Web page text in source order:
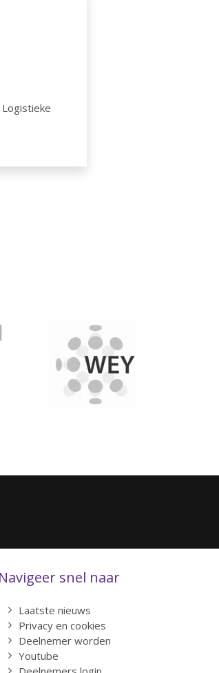
Navigeer snel naar
Laatste nieuws
Privacy en cookies
Deelnemer worden
Youtube